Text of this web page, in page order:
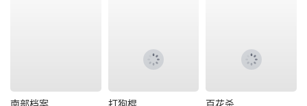
南部档案 打狗棍 百花杀